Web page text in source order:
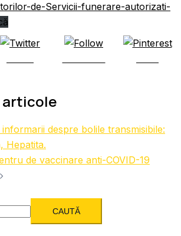
de-Servicii-funerare-autorizati-
articole
despre bolile transmisibile:
Hepatita.
de vaccinare anti-COVID-19
CAUTĂ